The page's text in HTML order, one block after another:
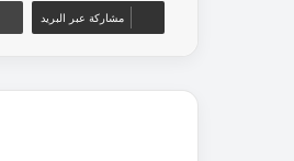
مشاركة عبر البريد